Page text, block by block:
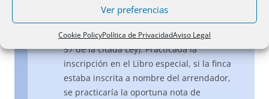
Ver preferencias
Cookie PolicyPolítica de PrivacidadAviso Legal
encasillado, debiendo expresarse, entre
otros extremos, el plazo de duración del
arrendamiento y las prórrogas (vid. artículo
57 de la citada Ley). Practicada la
inscripción en el Libro especial, si la finca
estaba inscrita a nombre del arrendador,
se practicaría la oportuna nota de